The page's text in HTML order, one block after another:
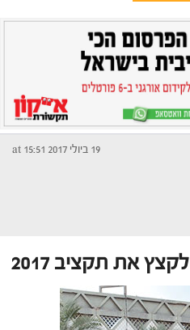
19 ביולי 2017 at 15:51
את תקציב 2017